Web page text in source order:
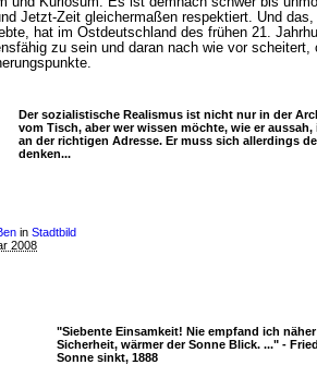
Jetzt-Zeit gleichermaßen respektiert. Und
hat im Ostdeutschland des frühen 21.
zu sein und daran nach wie vor
Der sozialistische Realismus ist nicht nur in der
vom Tisch, aber wer wissen möchte, wie er
an der richtigen Adresse. Er muss sich allerdings
denken...
in Stadtbild
2008
"Siebente Einsamkeit! Nie empfand ich
Sicherheit, wärmer der Sonne Blick. ..." -
Sonne sinkt, 1888